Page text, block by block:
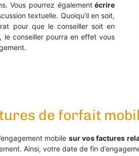
Vous pourrez égalementécrire
textuelle. Quoiqu’il en soit,
pour que le conseiller soit en
le conseiller pourra en effet vous
de forfait
mobile sur vos factures
Ainsi, votre date de fin